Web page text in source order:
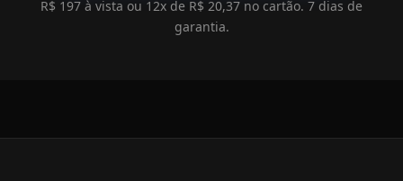
R$ 197 à vista ou 12x de R$ 20,37 no cartão. 7 dias de
garantia.